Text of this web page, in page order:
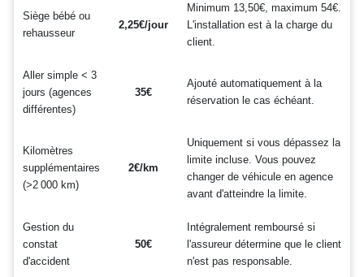
Siège bébé ou
rehausseur
2,25€/jour
Minimum 13,50€, maximum 54€.
L'installation est à la charge du
client.
Aller simple < 3
jours (agences
différentes)
35€
Ajouté automatiquement à la
réservation le cas échéant.
Kilomètres
supplémentaires
(>2 000 km)
2€/km
Uniquement si vous dépassez la
limite incluse. Vous pouvez
changer de véhicule en agence
avant d'atteindre la limite.
Gestion du
constat
d'accident
50€
Intégralement remboursé si
l'assureur détermine que le client
n'est pas responsable.